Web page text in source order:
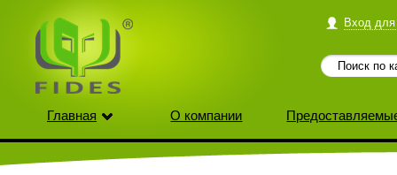
Вход для
Главная О компании